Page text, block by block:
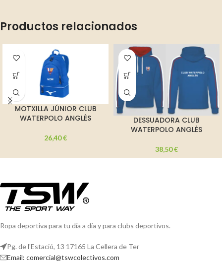
Productos relacionados
MOTXILLA JÚNIOR CLUB
WATERPOLO ANGLÈS
26,40€
DESSUADORA CLUB
WATERPOLO ANGLÈS
38,50€
Ropa deportiva para tu día a día y para clubs deportivos.
Pg. de l'Estació, 13 17165 La Cellera de Ter
Email: comercial@tswcolectivos.com